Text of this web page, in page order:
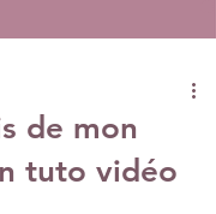
de mon
tuto vidéo
sur 5.